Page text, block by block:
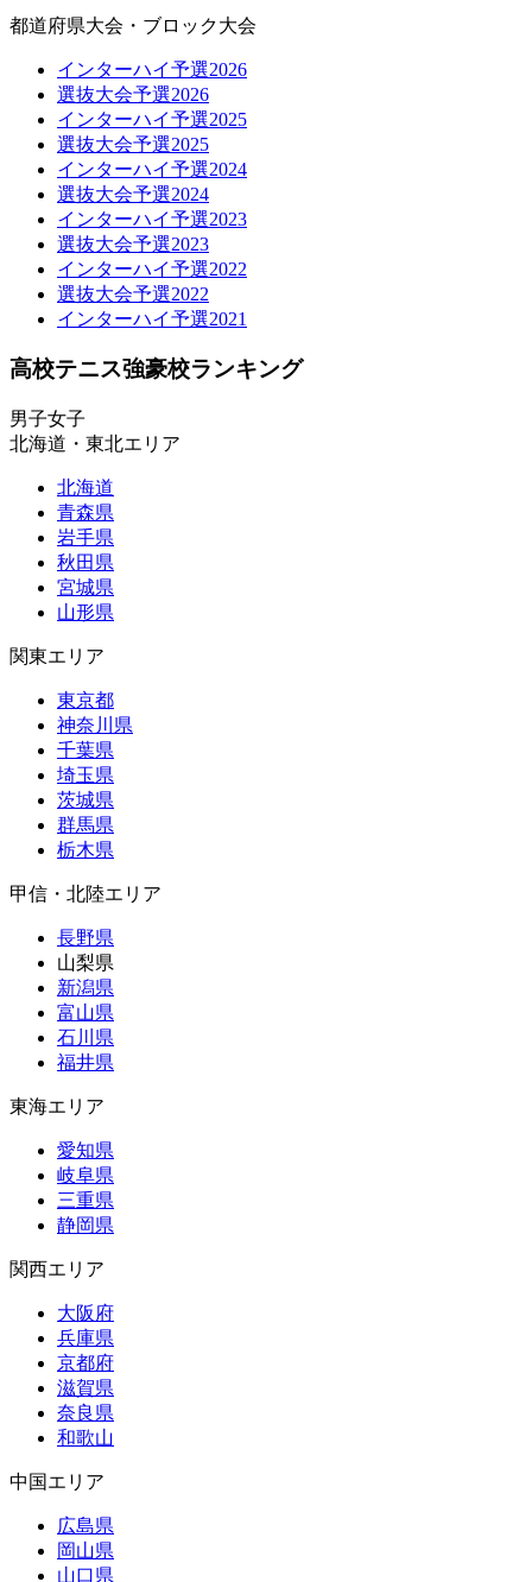
都道府県大会・ブロック大会
インターハイ予選2026
選抜大会予選2026
インターハイ予選2025
選抜大会予選2025
インターハイ予選2024
選抜大会予選2024
インターハイ予選2023
選抜大会予選2023
インターハイ予選2022
選抜大会予選2022
インターハイ予選2021
高校テニス強豪校ランキング
男子女子
北海道・東北エリア
北海道
青森県
岩手県
秋田県
宮城県
山形県
関東エリア
東京都
神奈川県
千葉県
埼玉県
茨城県
群馬県
栃木県
甲信・北陸エリア
長野県
山梨県
新潟県
富山県
石川県
福井県
東海エリア
愛知県
岐阜県
三重県
静岡県
関西エリア
大阪府
兵庫県
京都府
滋賀県
奈良県
和歌山
中国エリア
広島県
岡山県
山口県